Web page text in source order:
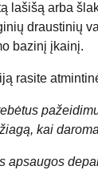
lašišą arba
draustinių
bazinį įkainį.
rasite
kai
apsaugos